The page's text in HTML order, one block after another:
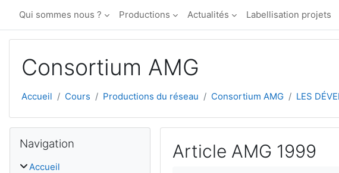
Qui sommes nous ? Productions Actualités Labellisation projets
Consortium AMG
Accueil Cours Productions du réseau Consortium AMG LES
Article AMG 1999
Blocs
Navigation
Accueil